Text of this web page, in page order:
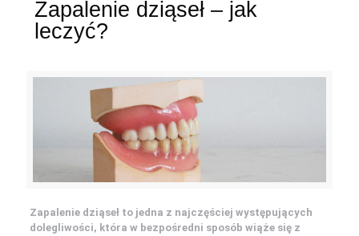
Zapalenie dziąseł – jak
leczyć?
Zapalenie dziąseł to jedna z najczęściej występujących
dolegliwości, która w bezpośredni sposób wiąże się z